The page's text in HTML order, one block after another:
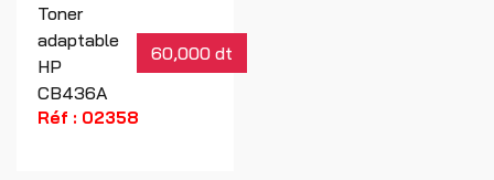
Toner
adaptable
HP
CB436A
60,000 dt
Réf : 02358